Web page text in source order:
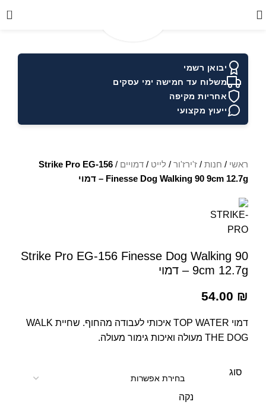
0
יבואן רשמי
משלוח עד חמישה ימי עסקים
אחריות מקיפה
ייעוץ מקצועי
ראשי / חנות / ז'ירז'ור / לייט / דמויים /
Strike Pro EG-156
Finesse Dog Walking 90 9cm 12.7g – דמוי
Strike Pro EG-156 Finesse Dog Walking 90
9cm 12.7g – דמוי
54.00 ₪
דמוי TOP WATER איכותי לעבודה מהחוף. שחיית WALK
THE DOG מעולה ואיכות גימור מעולה.
סוג
נקה